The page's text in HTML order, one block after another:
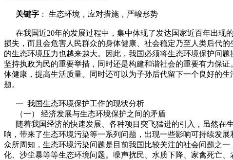
关键字 ： 生态环境，应对措施，严峻形势
在我国近20年的发展过程中，集中体现了发达国家近百年出现
损失，而且会危害人民群众的身体健康、社会稳定乃至人类后代
的生态环境压力也越来越大。因此，我国必须将生态环境保护问
坚持执政为民的重要举措，同时还是构建和谐社会的重要有力保
体健康，提高生活质量。同时还可以为子孙后代留下一个良好的
题。
一 我国生态环境保护工作的现状分析
（一） 经济发展与生态环境保护之间的矛盾
随着我国经济的快速发展、各种项目突飞猛进的引入，虽然在
响，带来了生态环境污染等一系列问题，出现一些影响可持续发展
众所周知，生态环境污染问题是目前我国比较关注的社会问题之
化、沙尘暴等等生态环境问题。噪声扰民、水质下降、家禽死亡